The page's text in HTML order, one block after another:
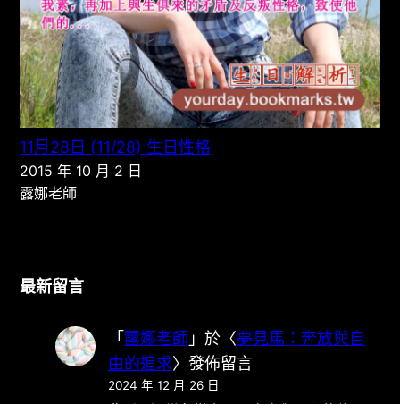
11月28日 (11/28) 生日性格
2015 年 10 月 2 日
露娜老師
最新留言
「露娜老師」於〈夢見馬：奔放與自
由的追求〉發佈留言
2024 年 12 月 26 日